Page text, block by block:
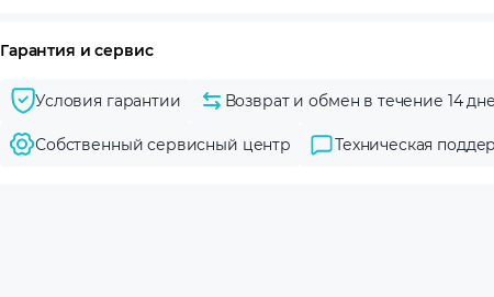
Гарантия и сервис
Условия гарантии Возврат и обмен в течение 14
Собственный сервисный центр Техническая